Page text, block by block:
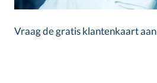
Vraag de gratis klantenkaart aan